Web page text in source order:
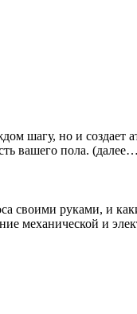
шагу, но и
вашего пола.
своими руками, и
механической и